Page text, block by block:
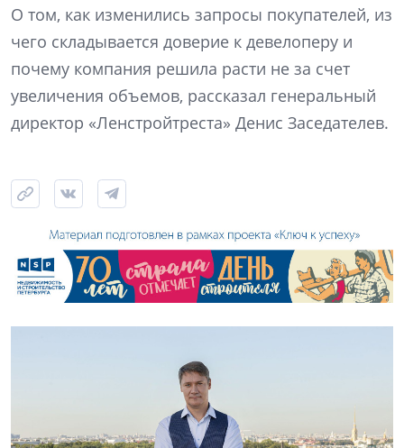
О том, как изменились запросы покупателей, из
чего складывается доверие к девелоперу и
почему компания решила расти не за счет
увеличения объемов, рассказал генеральный
директор «Ленстройтреста» Денис Заседателев.